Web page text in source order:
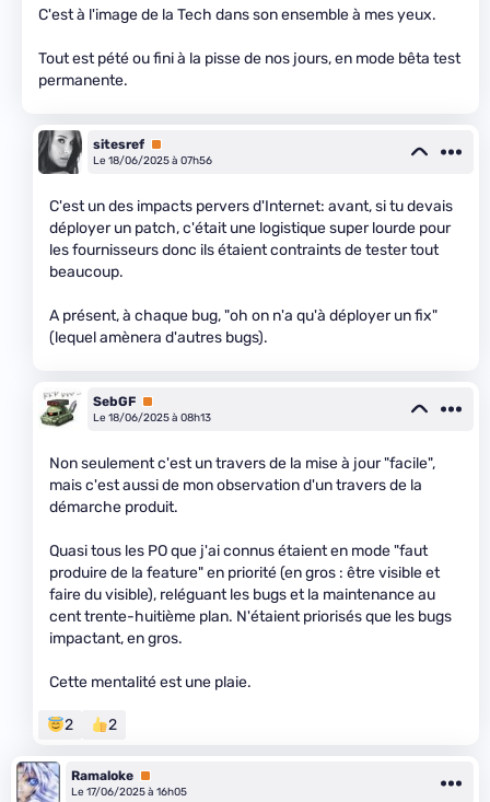
C'est à l'image de la Tech dans son ensemble à mes yeux.
Tout est pété ou fini à la pisse de nos jours, en mode bêta test
permanente.
sitesref Premium
Le 18/06/2025 à 07h56
C'est un des impacts pervers d'Internet: avant, si tu devais
déployer un patch, c'était une logistique super lourde pour
les fournisseurs donc ils étaient contraints de tester tout
beaucoup.
A présent, à chaque bug, "oh on n'a qu'à déployer un fix"
(lequel amènera d'autres bugs).
SebGF Premium
Le 18/06/2025 à 08h13
Non seulement c'est un travers de la mise à jour "facile",
mais c'est aussi de mon observation d'un travers de la
démarche produit.
Quasi tous les PO que j'ai connus étaient en mode "faut
produire de la feature" en priorité (en gros : être visible et
faire du visible), reléguant les bugs et la maintenance au
cent trente-huitième plan. N'étaient priorisés que les bugs
impactant, en gros.
Cette mentalité est une plaie.
2 2
Ramaloke Premium
Le 17/06/2025 à 16h05